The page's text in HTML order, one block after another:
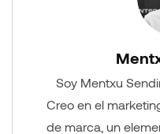
Soy Mentxu
Creo en el
de marca, un